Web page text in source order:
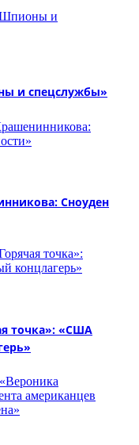
и спецслужбы»
Сноуден
точка»: «США